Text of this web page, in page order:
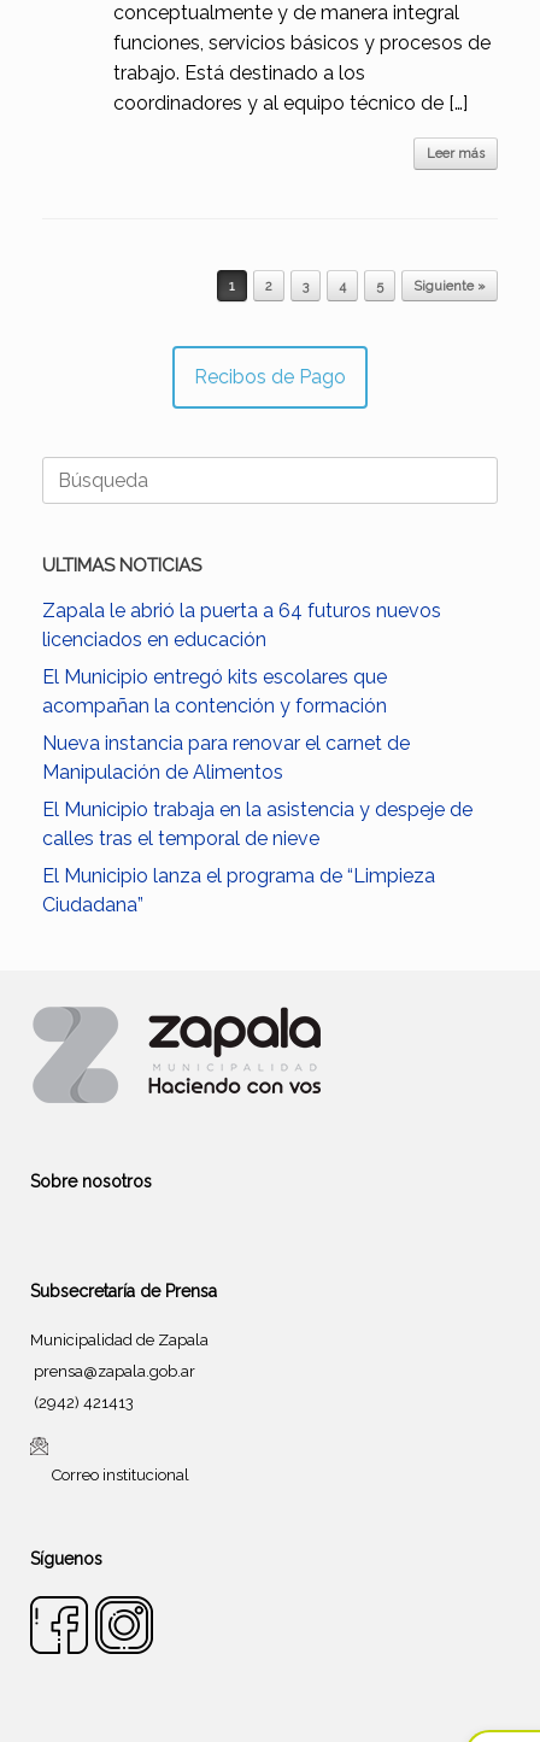
conceptualmente y de manera integral
funciones, servicios básicos y procesos de
trabajo. Está destinado a los
coordinadores y al equipo técnico de […]
Leer más
1 2 3 4 5 Siguiente »
Recibos de Pago
Buscar:
ULTIMAS NOTICIAS
Zapala le abrió la puerta a 64 futuros nuevos
licenciados en educación
El Municipio entregó kits escolares que
acompañan la contención y formación
Nueva instancia para renovar el carnet de
Manipulación de Alimentos
El Municipio trabaja en la asistencia y despeje de
calles tras el temporal de nieve
El Municipio lanza el programa de “Limpieza
Ciudadana”
Sobre nosotros
Subsecretaría de Prensa
Municipalidad de Zapala
prensa@zapala.gob.ar
(2942) 421413
Correo institucional
Síguenos